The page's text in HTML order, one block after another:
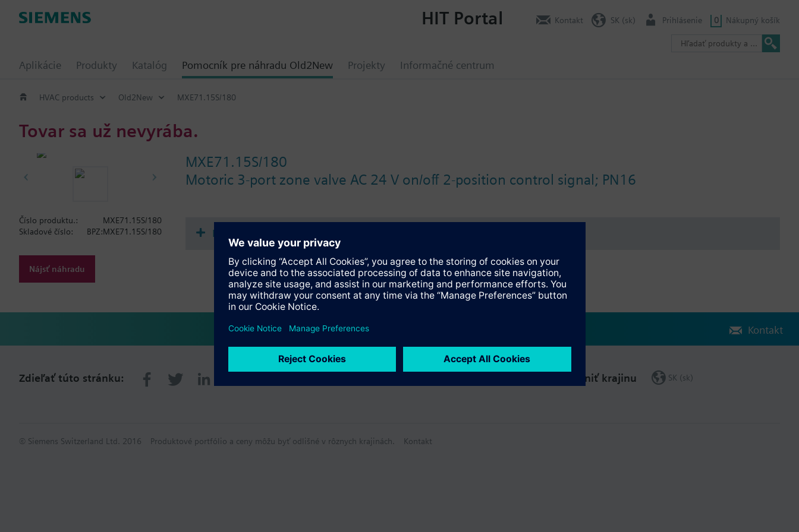
Aplikácie Produkty Katalóg Pomocník pre náhradu Old2New Projekty Informačné centrum
HIT Portal Kontakt SK (sk) Prihlásenie 0 Nákupný košík
HVAC products Old2New MXE71.15S/180
Tovar sa už nevyrába.
MXE71.15S/180
Motoric 3-port zone valve AC 24 V on/off 2-position control signal; PN16
Číslo produktu.:
MXE71.15S/180
Skladové číslo:
BPZ:MXE71.15S/180
Nájsť náhradu
Dokumenty
Kontakt
Zdieľať túto stránku: Zmeniť krajinu SK (sk)
© Siemens Switzerland Ltd. 2016 Produktové portfólio a ceny môžu byť odlišné v rôznych krajinách. Kontakt